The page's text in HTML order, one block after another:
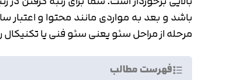
باشد و بعد به مواردی مانند محتوا و
مرحله از مراحل سئو یعنی سئو فنی یا تکنیکال
فهرست مطالب